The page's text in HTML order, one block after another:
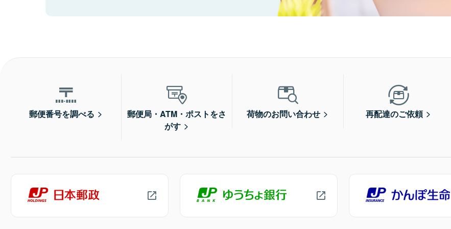
郵便番号を調べる
郵便局・ATM・ポストをさ
がす
荷物のお問い合わせ 再配達のご依頼